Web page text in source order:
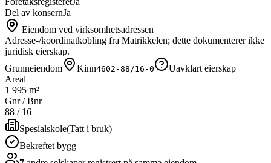
Del av konsernJa
Eiendom ved virksomhetsadressen
Adresse-/koordinatkobling fra Matrikkelen; dette dokumenterer ikke
juridisk eierskap.
Grunneiendom
Kinn4602-88/16-0
Uavklart eierskap
Areal
1 995 m²
Gnr / Bnr
88 / 16
Spesialskole(Tatt i bruk)
Bekreftet bygg